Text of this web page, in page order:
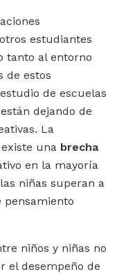
estudiantes
tanto al entorno
de estos
de escuelas
dejando de
La
una brecha
en la mayoría
niñas superan a
pensamiento
niños y niñas no
el desempeño de